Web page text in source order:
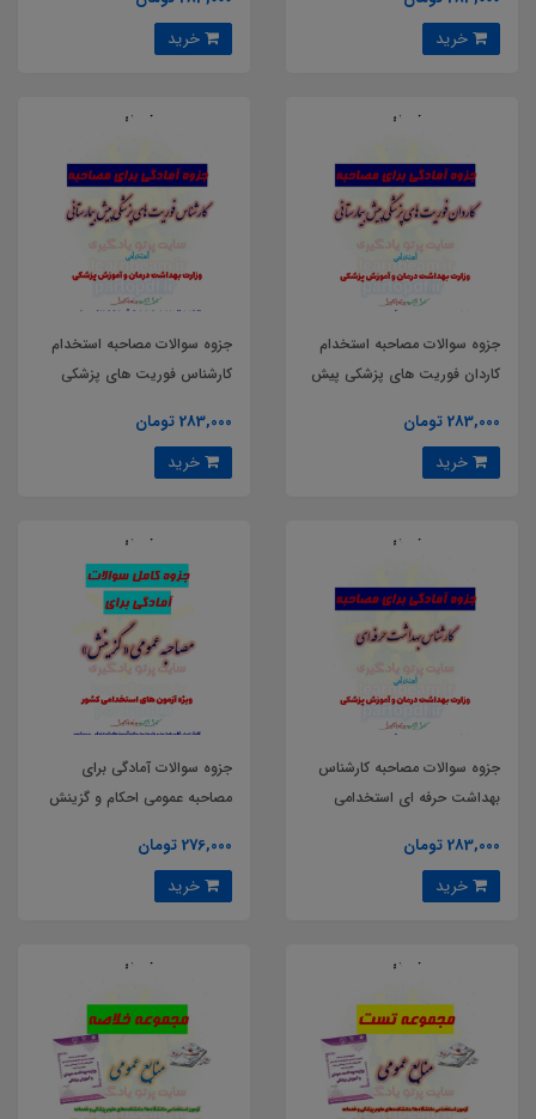
و آموزش پزشکی
جزوه سوالات مصاحبه استخدام
کاردان فوریت های پزشکی پیش
283,000 تومان
جزوه سوالات مصاحبه استخدام
کارشناس فوریت های پزشکی
283,000 تومان
جزوه سوالات مصاحبه کارشناس
بهداشت حرفه ای استخدامی
پزشکی
283,000 تومان
جزوه سوالات آمادگی برای
مصاحبه عمومی احکام و گزینش
276,000 تومان